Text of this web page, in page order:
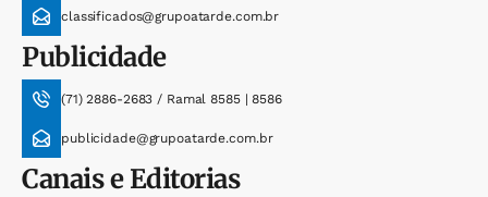
classificados@grupoatarde.com.br
Publicidade
(71) 2886-2683 / Ramal 8585 | 8586
publicidade@grupoatarde.com.br
Canais e Editorias